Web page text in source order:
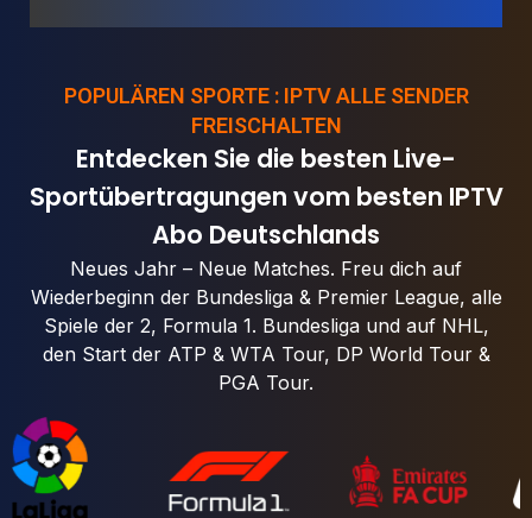
POPULÄREN SPORTE : IPTV ALLE SENDER
FREISCHALTEN
Entdecken Sie die besten Live-
Sportübertragungen vom besten IPTV
Abo Deutschlands
Neues Jahr – Neue Matches. Freu dich auf
Wiederbeginn der Bundesliga & Premier League, alle
Spiele der 2, Formula 1. Bundesliga und auf NHL,
den Start der ATP & WTA Tour, DP World Tour &
PGA Tour.